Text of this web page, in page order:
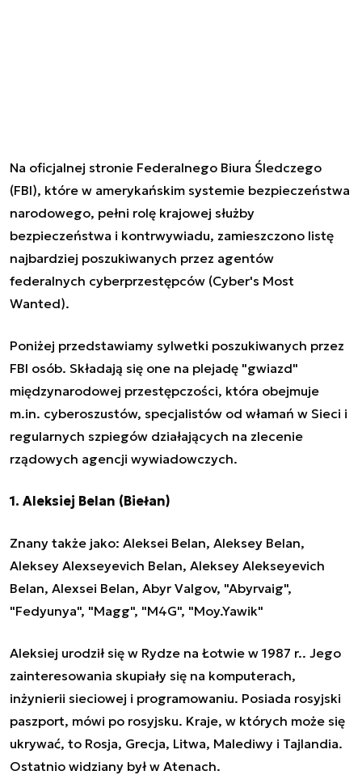
Na oficjalnej stronie Federalnego Biura Śledczego
(FBI), które w amerykańskim systemie bezpieczeństwa
narodowego, pełni rolę krajowej służby
bezpieczeństwa i kontrwywiadu, zamieszczono listę
najbardziej poszukiwanych przez agentów
federalnych cyberprzestępców (Cyber's Most
Wanted).
Poniżej przedstawiamy sylwetki poszukiwanych przez
FBI osób. Składają się one na plejadę "gwiazd"
międzynarodowej przestępczości, która obejmuje
m.in. cyberoszustów, specjalistów od włamań w Sieci i
regularnych szpiegów działających na zlecenie
rządowych agencji wywiadowczych.
1. Aleksiej Belan (Biełan)
Znany także jako: Aleksei Belan, Aleksey Belan,
Aleksey Alexseyevich Belan, Aleksey Alekseyevich
Belan, Alexsei Belan, Abyr Valgov, "Abyrvaig",
"Fedyunya", "Magg", "M4G", "Moy.Yawik"
Aleksiej urodził się w Rydze na Łotwie w 1987 r.. Jego
zainteresowania skupiały się na komputerach,
inżynierii sieciowej i programowaniu. Posiada rosyjski
paszport, mówi po rosyjsku. Kraje, w których może się
ukrywać, to Rosja, Grecja, Litwa, Malediwy i Tajlandia.
Ostatnio widziany był w Atenach.